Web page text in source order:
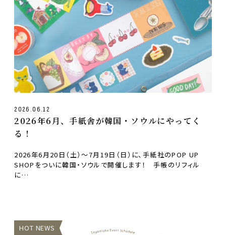
2026.06.12
2026年6月、手紙舎が韓国・ソウルにやってく
る！
2026年6月20日（土）〜7月19日（日）に、手紙社のPOP UP
SHOPをついに韓国・ソウルで開催します！ 手帳のリフィル
に…
HOT NEWS